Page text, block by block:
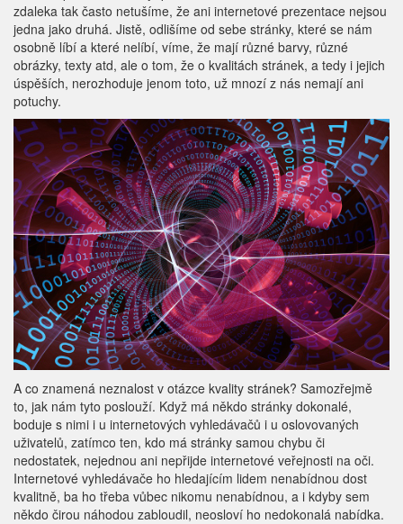
zdaleka tak často netušíme, že ani internetové prezentace nejsou
jedna jako druhá. Jistě, odlišíme od sebe stránky, které se nám
osobně líbí a které nelíbí, víme, že mají různé barvy, různé
obrázky, texty atd, ale o tom, že o kvalitách stránek, a tedy i jejich
úspěších, nerozhoduje jenom toto, už mnozí z nás nemají ani
potuchy.
A co znamená neznalost v otázce kvality stránek? Samozřejmě
to, jak nám tyto poslouží. Když má někdo stránky dokonalé,
boduje s nimi i u internetových vyhledávačů i u oslovovaných
uživatelů, zatímco ten, kdo má stránky samou chybu či
nedostatek, nejednou ani nepřijde internetové veřejnosti na oči.
Internetové vyhledávače ho hledajícím lidem nenabídnou dost
kvalitně, ba ho třeba vůbec nikomu nenabídnou, a i kdyby sem
někdo čirou náhodou zabloudil, neosloví ho nedokonalá nabídka.